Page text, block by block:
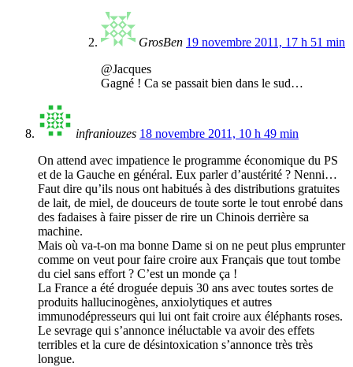
GrosBen 19 novembre 2011, 17 h 51 min
@Jacques
Gagné ! Ca se passait bien dans le sud…
infraniouzes 18 novembre 2011, 10 h 49 min
On attend avec impatience le programme économique du PS
et de la Gauche en général. Eux parler d’austérité ? Nenni…
Faut dire qu’ils nous ont habitués à des distributions gratuites
de lait, de miel, de douceurs de toute sorte le tout enrobé dans
des fadaises à faire pisser de rire un Chinois derrière sa
machine.
Mais où va-t-on ma bonne Dame si on ne peut plus emprunter
comme on veut pour faire croire aux Français que tout tombe
du ciel sans effort ? C’est un monde ça !
La France a été droguée depuis 30 ans avec toutes sortes de
produits hallucinogènes, anxiolytiques et autres
immunodépresseurs qui lui ont fait croire aux éléphants roses.
Le sevrage qui s’annonce inéluctable va avoir des effets
terribles et la cure de désintoxication s’annonce très très
longue.